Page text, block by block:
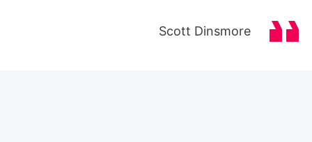
Scott Dinsmore